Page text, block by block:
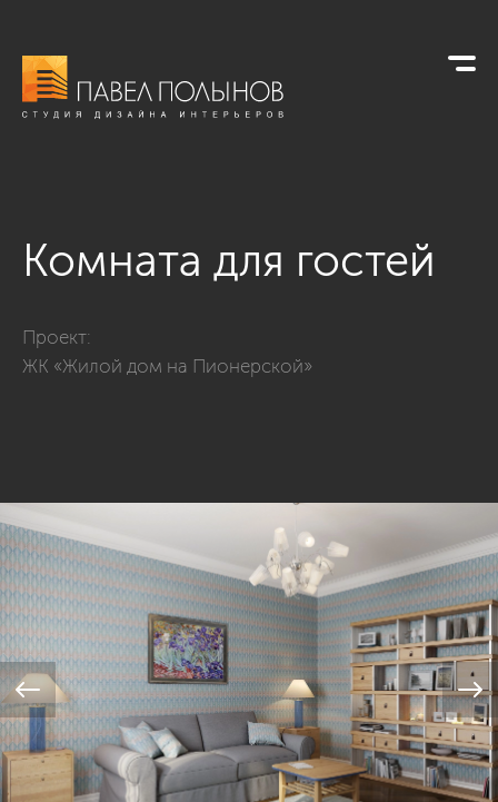
Комната для гостей
Проект:
ЖК «Жилой дом на Пионерской»